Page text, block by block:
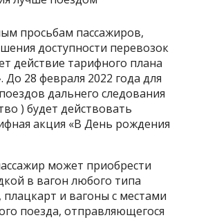
просьбам пассажиров,
доступности перевозок
действие тарифного плана
28 февраля 2022 года для
дальнего следования
) будет действовать
акция «В День рождения
может приобрести
в вагон любого типа
плацкарт и вагоны с местами
поезда, отправляющегося